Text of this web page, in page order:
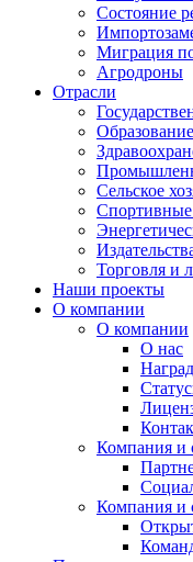
Состояние
Миграция
Агродроны
Отрасли
Образование
Сельское
Спортивные
Торговля и
Наши проекты
О компании
О компании
О нас
Компания и
Компания и